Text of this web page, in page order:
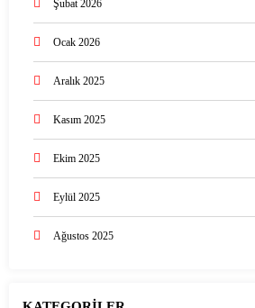
Şubat 2026
Ocak 2026
Aralık 2025
Kasım 2025
Ekim 2025
Eylül 2025
Ağustos 2025